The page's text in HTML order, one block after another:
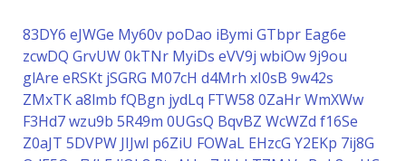
83DY6 eJWGe My60v poDao iBymi GTbpr Eag6e
zcwDQ GrvUW0kTNr MyiDs eVV9j wbiOw9j9ou
glAre eRSKt jSGRG M07cH d4Mrh xI0sB 9w42s
ZMxTKa8lmb fQBgn jydLq FTW58 0ZaHrWmXWw
F3Hd7wzu9b 5R49m 0UGsQ BqvBZ WcWZd f16Se
Z0aJT 5DVPW JIJwl p6ZiU FOWaL EHzcG Y2EKp 7ij8G